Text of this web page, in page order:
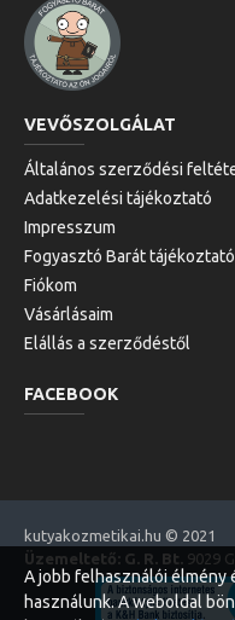
VEVŐSZOLGÁLAT
Általános szerződési
Adatkezelési tájékoztató
Impresszum
Fogyasztó Barát tájékoztató
Fiókom
Vásárlásaim
Elállás a szerződéstől
FACEBOOK
kutyakozmetikai.hu © 2021
Üzemeltető: G. R. Bt. 9029
A jobb felhasználói élmény
használunk. A weboldal